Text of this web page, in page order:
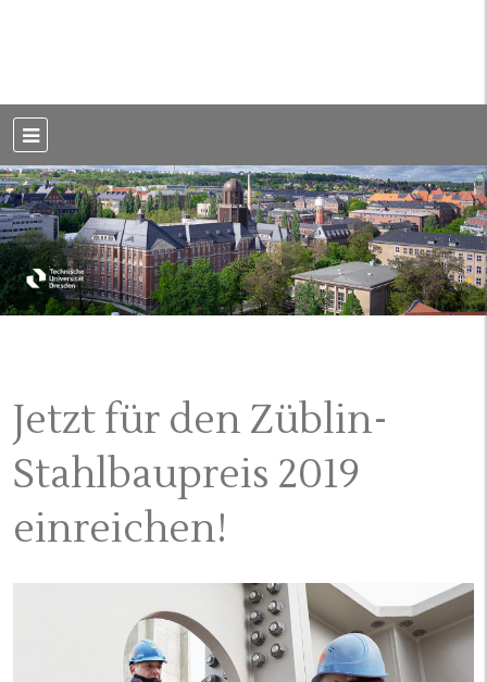
Dresden
Jetzt für den Züblin-
Stahlbaupreis 2019
einreichen!